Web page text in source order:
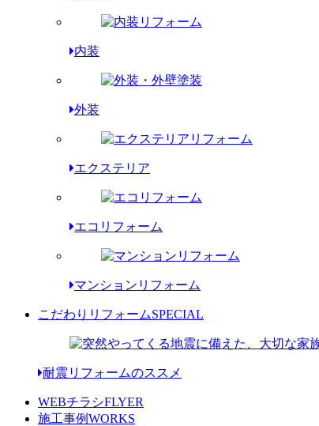
内装
外装
エクステリア
エコリフォーム
マンションリフォーム
こだわりリフォームSPECIAL
耐震リフォームのススメ
WEBチラシFLYER
施工事例WORKS